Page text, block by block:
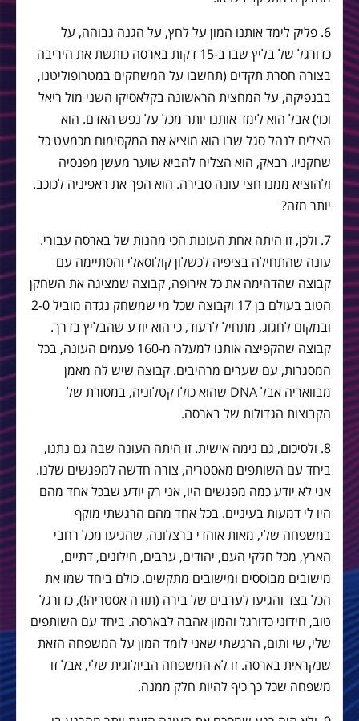
6. פליק לימד אותנו המון על לחץ, על הגנה גבוהה, על
כדורגל של בליץ שבו ב-15 דקות בארסה כותשת את היריבה
בצורה חסרת תקדים (תחשבו על המשחקים במטרופוליטנו,
בבנפיקה, על המחצית הראשונה בקלאסיקו השני מול ריאל
וכו׳) אבל הוא לימד אותנו יותר מכל על נפש האדם. הוא
הצליח לנהל סגל שבו הוא מוציא את המקסימום מכמעט כל
שחקניו. רבאק, הוא הצליח להביא שוער מעשן מפנסיה
ולהוציא ממנו חצי עונה סבירה. הוא הפך את ראפיניה לכוכב.
יותר מזה?
7. ולכן, זו היתה אחת העונות הכי מהנות של בארסה עבורי.
עונה שהתחילה בציפיה לכשלון קולוסאלי והסתיימה עם
קבוצה שהדהימה את כל אירופה, קבוצה שמציגה את השחקן
הטוב בעולם בן 17 וקבוצה שכל מי שמשחק נגדה מוביל 2-0
ובמקום לחגוג, מתחיל לרעוד, כי הוא יודע שהבליץ בדרך.
קבוצה שהקפיצה אותנו למעלה מ-160 פעמים העונה, בכל
המסגרות, עם שערים מרהיבים. קבוצה שיש לה מאמן
מבוואריה אבל DNA שהוא כולו קטלוניה, במסורת של
הקבוצות הגדולות של בארסה.
8. ולסיכום, גם נימה אישית. זו היתה העונה שבה גם נתנו,
ביחד עם השותפים מאסטריה, צורה חדשה למפגשים שלנו.
אני לא יודע כמה מפגשים היו, אני רק יודע שבכל אחד מהם
היו לי דמעות בעיניים. בכל אחד מהם הרגשתי מוקף
במשפחה שלי, מאות אוהדי ברצלונה, שהגיעו מכל רחבי
הארץ, מכל חלקי העם, יהודים, ערבים, חילונים, דתיים,
מישובים מבוססים ומישובים מתקשים. כולם ביחד שמו את
הכל בצד והגיעו לערבים של בירה (תודה אסטריה!), כדורגל
טוב, חידוני כדורגל והמון אהבה לבארסה. ביחד עם השותפים
שלי, שי ותום, הרגשתי שאני לומד המון על המשפחה הזאת
שנקראית בארסה. זו לא המשפחה הביולוגית שלי, אבל זו
משפחה שכל כך כיף להיות חלק ממנה.